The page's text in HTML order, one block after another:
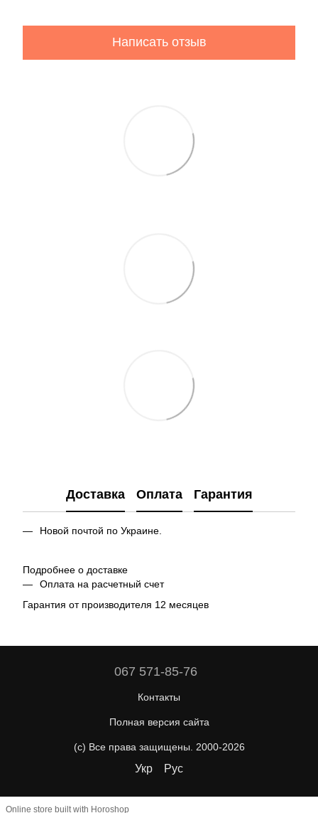
Написать отзыв
Доставка Оплата Гарантия
Новой почтой по Украине.
Подробнее о доставке
Оплата на расчетный счет
Гарантия от производителя 12 месяцев
067 571-85-76
Контакты
Полная версия сайта
(c) Все права защищены. 2000-2026
Укр Рус
Online store built with Horoshop